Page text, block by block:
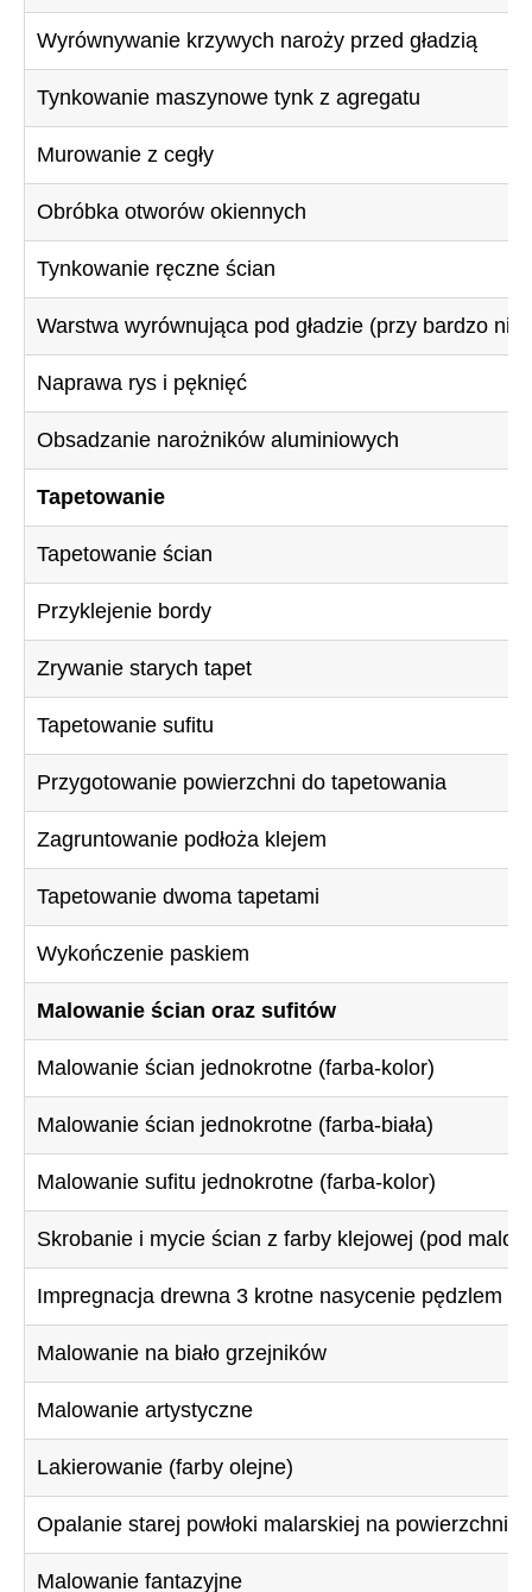
Wyrównywanie krzywych naroży przed gładzią
Tynkowanie maszynowe tynk z agregatu
Murowanie z cegły
Obróbka otworów okiennych
Tynkowanie ręczne ścian
Warstwa wyrównująca pod gładzie (przy bardzo
Naprawa rys i pęknięć
Obsadzanie narożników aluminiowych
Tapetowanie
Tapetowanie ścian
Przyklejenie bordy
Zrywanie starych tapet
Tapetowanie sufitu
Przygotowanie powierzchni do tapetowania
Zagruntowanie podłoża klejem
Tapetowanie dwoma tapetami
Wykończenie paskiem
Malowanie ścian oraz sufitów
Malowanie ścian jednokrotne (farba-kolor)
Malowanie ścian jednokrotne (farba-biała)
Malowanie sufitu jednokrotne (farba-kolor)
Skrobanie i mycie ścian z farby klejowej (pod
Impregnacja drewna 3 krotne nasycenie pędzlem
Malowanie na biało grzejników
Malowanie artystyczne
Lakierowanie (farby olejne)
Opalanie starej powłoki malarskiej na
Malowanie fantazyjne